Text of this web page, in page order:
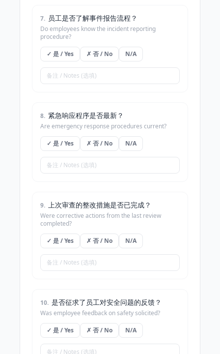
7. 员工是否了解事件报告流程？
Do employees know the incident reporting
procedure?
✓ 是 / Yes ✗ 否 / No N/A
8. 紧急响应程序是否最新？
Are emergency response procedures current?
✓ 是 / Yes ✗ 否 / No N/A
9. 上次审查的整改措施是否已完成？
Were corrective actions from the last review
completed?
✓ 是 / Yes ✗ 否 / No N/A
10. 是否征求了员工对安全问题的反馈？
Was employee feedback on safety solicited?
✓ 是 / Yes ✗ 否 / No N/A